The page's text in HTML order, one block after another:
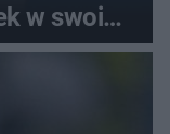
w swoim